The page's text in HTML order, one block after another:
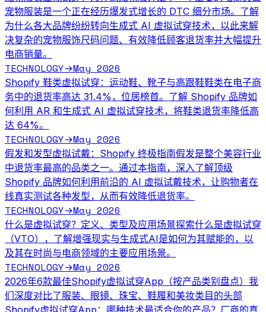
宠物服装是一个正在经历爆发式增长的 DTC 细分市场。了解
为什么各大品牌纷纷转向生成式 AI 虚拟试穿技术，以此来解
决复杂的宠物服饰尺码问题、有效降低顾客退货率并大幅提升
电商销量。
TECHNOLOGY→May 2026
Shopify 鞋类虚拟试穿：运动鞋、靴子与高跟鞋鞋类在电子商
务中的退货率高达 31.4%，位居榜首。了解 Shopify 品牌如
何利用 AR 和生成式 AI 虚拟试穿技术，将鞋类退货率降低高
达 64%。
TECHNOLOGY→May 2026
假发和发型虚拟试戴：Shopify 终极指南假发是整个美容行业
中退货率最高的品类之一。通过本指南，深入了解顶级
Shopify 品牌如何利用前沿的 AI 虚拟试戴技术，让购物者在
线真实测试各种发型，从而有效降低退货率。
TECHNOLOGY→May 2026
什么是虚拟试穿？定义、类型及应用场景探索什么是虚拟试穿
（VTO），了解增强现实与生成式AI是如何为其赋能的，以
及其在时尚与电商领域的主要应用场景。
TECHNOLOGY→May 2026
2026年6款最佳Shopify虚拟试穿App（按产品类别盘点） 我
们深度对比了服装、眼镜、珠宝、鞋履和美妆类目的头部
Shopify虚拟试穿App：哪种技术最适合你的产品？厂商的真